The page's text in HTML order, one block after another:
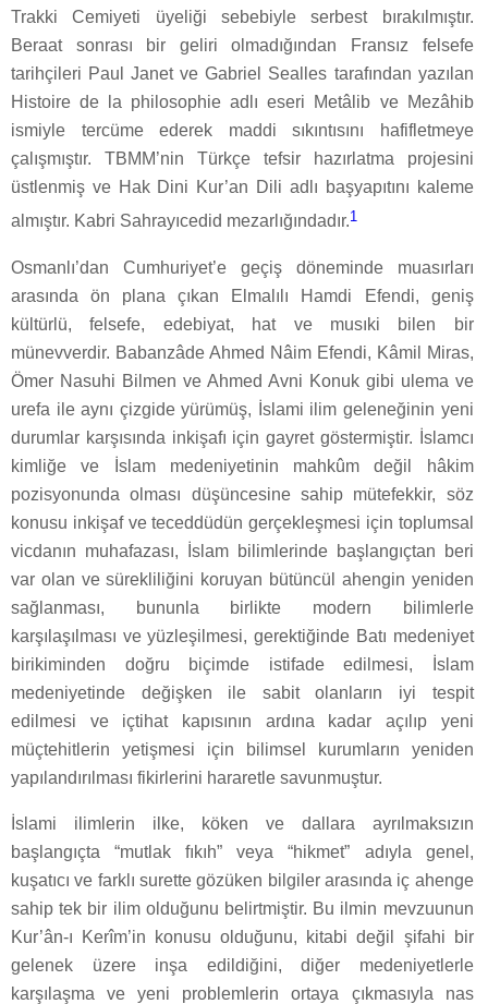
Trakki Cemiyeti üyeliği sebebiyle serbest bırakılmıştır.
Beraat sonrası bir geliri olmadığından Fransız felsefe
tarihçileri Paul Janet ve Gabriel Sealles tarafından yazılan
Histoire de la philosophie adlı eseri Metâlib ve Mezâhib
ismiyle tercüme ederek maddi sıkıntısını hafifletmeye
çalışmıştır. TBMM’nin Türkçe tefsir hazırlatma projesini
üstlenmiş ve Hak Dini Kur’an Dili adlı başyapıtını kaleme
almıştır. Kabri Sahrayıcedid mezarlığındadır.1
Osmanlı’dan Cumhuriyet’e geçiş döneminde muasırları
arasında ön plana çıkan Elmalılı Hamdi Efendi, geniş
kültürlü, felsefe, edebiyat, hat ve musıki bilen bir
münevverdir. Babanzâde Ahmed Nâim Efendi, Kâmil Miras,
Ömer Nasuhi Bilmen ve Ahmed Avni Konuk gibi ulema ve
urefa ile aynı çizgide yürümüş, İslami ilim geleneğinin yeni
durumlar karşısında inkişafı için gayret göstermiştir. İslamcı
kimliğe ve İslam medeniyetinin mahkûm değil hâkim
pozisyonunda olması düşüncesine sahip mütefekkir, söz
konusu inkişaf ve teceddüdün gerçekleşmesi için toplumsal
vicdanın muhafazası, İslam bilimlerinde başlangıçtan beri
var olan ve sürekliliğini koruyan bütüncül ahengin yeniden
sağlanması, bununla birlikte modern bilimlerle
karşılaşılması ve yüzleşilmesi, gerektiğinde Batı medeniyet
birikiminden doğru biçimde istifade edilmesi, İslam
medeniyetinde değişken ile sabit olanların iyi tespit
edilmesi ve içtihat kapısının ardına kadar açılıp yeni
müçtehitlerin yetişmesi için bilimsel kurumların yeniden
yapılandırılması fikirlerini hararetle savunmuştur.
İslami ilimlerin ilke, köken ve dallara ayrılmaksızın
başlangıçta “mutlak fıkıh” veya “hikmet” adıyla genel,
kuşatıcı ve farklı surette gözüken bilgiler arasında iç ahenge
sahip tek bir ilim olduğunu belirtmiştir. Bu ilmin mevzuunun
Kur’ân-ı Kerîm’in konusu olduğunu, kitabi değil şifahi bir
gelenek üzere inşa edildiğini, diğer medeniyetlerle
karşılaşma ve yeni problemlerin ortaya çıkmasıyla nas